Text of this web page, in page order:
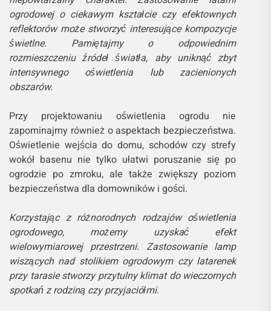
ogrodowej o ciekawym kształcie czy efektownych
reflektorów może stworzyć interesujące kompozycje
świetlne. Pamiętajmy o odpowiednim
rozmieszczeniu źródeł światła, aby uniknąć zbyt
intensywnego oświetlenia lub zacienionych
obszarów.
Przy projektowaniu oświetlenia ogrodu nie
zapominajmy również o aspektach bezpieczeństwa.
Oświetlenie wejścia do domu, schodów czy strefy
wokół basenu nie tylko ułatwi poruszanie się po
ogrodzie po zmroku, ale także zwiększy poziom
bezpieczeństwa dla domowników i gości.
Korzystając z różnorodnych rodzajów oświetlenia
ogrodowego, możemy uzyskać efekt
wielowymiarowej przestrzeni. Zastosowanie lamp
wiszących nad stolikiem ogrodowym czy latarenek
przy tarasie stworzy przytulny klimat do wieczornych
spotkań z rodziną czy przyjaciółmi.